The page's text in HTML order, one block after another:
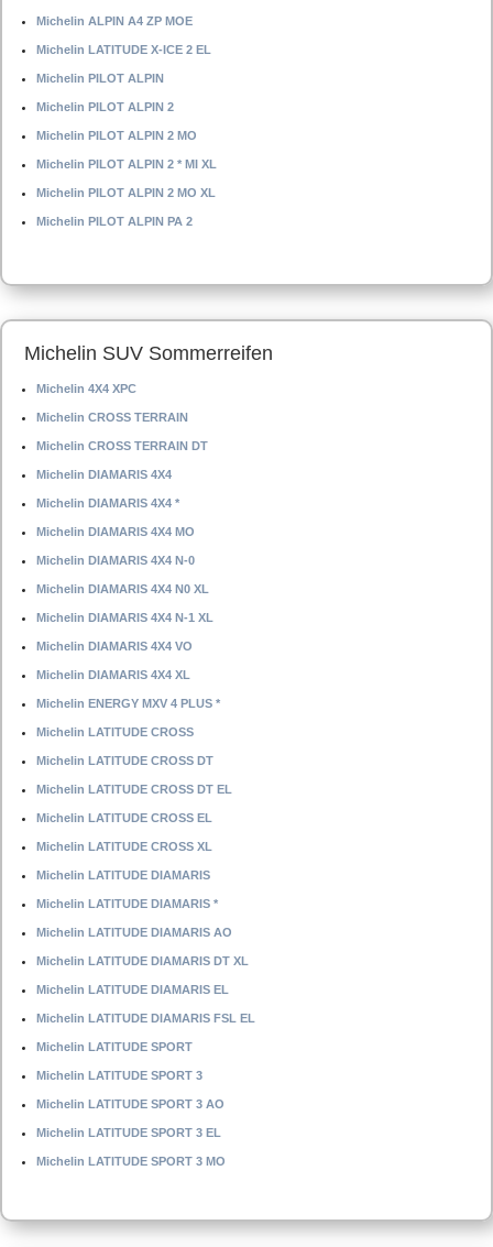
Michelin ALPIN A4 ZP MOE
Michelin LATITUDE X-ICE 2 EL
Michelin PILOT ALPIN
Michelin PILOT ALPIN 2
Michelin PILOT ALPIN 2 MO
Michelin PILOT ALPIN 2 * MI XL
Michelin PILOT ALPIN 2 MO XL
Michelin PILOT ALPIN PA 2
Michelin SUV Sommerreifen
Michelin 4X4 XPC
Michelin CROSS TERRAIN
Michelin CROSS TERRAIN DT
Michelin DIAMARIS 4X4
Michelin DIAMARIS 4X4 *
Michelin DIAMARIS 4X4 MO
Michelin DIAMARIS 4X4 N-0
Michelin DIAMARIS 4X4 N0 XL
Michelin DIAMARIS 4X4 N-1 XL
Michelin DIAMARIS 4X4 VO
Michelin DIAMARIS 4X4 XL
Michelin ENERGY MXV 4 PLUS *
Michelin LATITUDE CROSS
Michelin LATITUDE CROSS DT
Michelin LATITUDE CROSS DT EL
Michelin LATITUDE CROSS EL
Michelin LATITUDE CROSS XL
Michelin LATITUDE DIAMARIS
Michelin LATITUDE DIAMARIS *
Michelin LATITUDE DIAMARIS AO
Michelin LATITUDE DIAMARIS DT XL
Michelin LATITUDE DIAMARIS EL
Michelin LATITUDE DIAMARIS FSL EL
Michelin LATITUDE SPORT
Michelin LATITUDE SPORT 3
Michelin LATITUDE SPORT 3 AO
Michelin LATITUDE SPORT 3 EL
Michelin LATITUDE SPORT 3 MO